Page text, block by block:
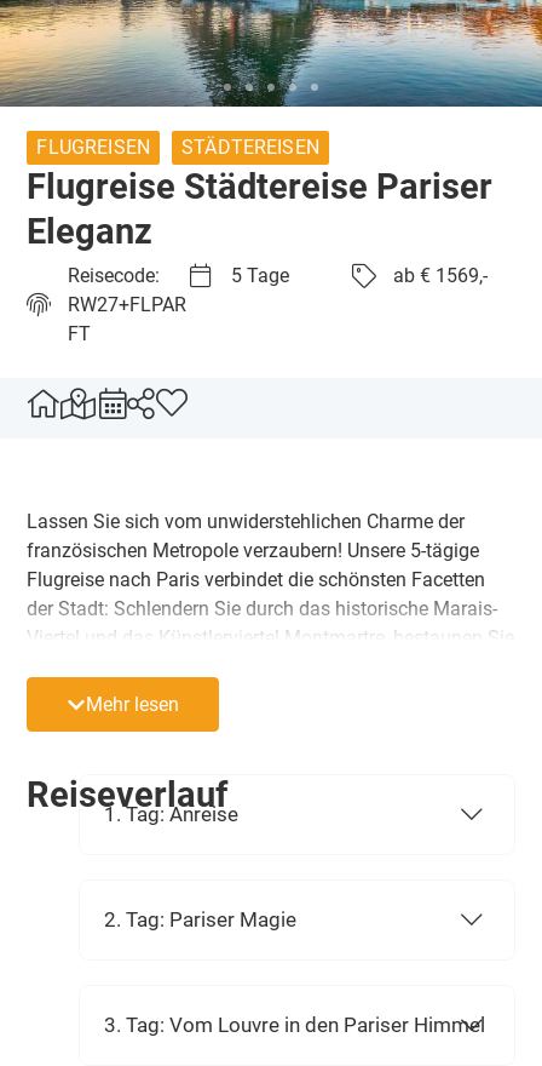
FLUGREISEN STÄDTEREISEN
Flugreise Städtereise Pariser
Eleganz
Reisecode:
RW27+FLPAR
FT
5 Tage ab € 1569,-
Lassen Sie sich vom unwiderstehlichen Charme der
französischen Metropole verzaubern! Unsere 5-tägige
Flugreise nach Paris verbindet die schönsten Facetten
der Stadt: Schlendern Sie durch das historische Marais-
Viertel und das Künstlerviertel Montmartre, bestaunen Sie
königlichen Spuren im Prachtschloss Versailles.
Kulinarische Highlights wie ein exklusives Abendessen
Dinner-Kreuzfahrt auf der Seine runden Ihr Paris-
Abenteuer ab.
Mehr lesen
Reiseverlauf
1. Tag: Anreise
2. Tag: Pariser Magie
3. Tag: Vom Louvre in den Pariser Himmel